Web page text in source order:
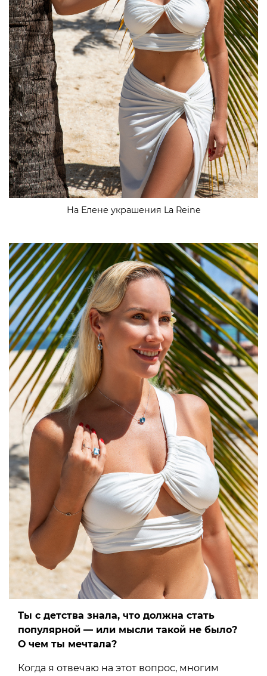
На Елене украшения La Reine
Ты с детства знала, что должна стать
популярной — или мысли такой не было?
О чем ты мечтала?
Когда я отвечаю на этот вопрос, многим